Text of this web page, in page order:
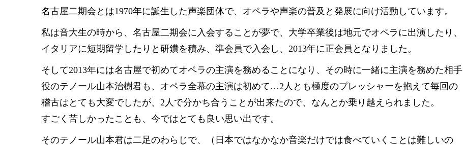
名古屋二期会とは1970年に誕生した声楽団体で、オペラや声楽の普及と発展に向け活動しています。
私は音大生の時から、名古屋二期会に入会することが夢で、大学卒業後は地元でオペラに出演したり、
イタリアに短期留学したりと研鑽を積み、準会員で入会し、2013年に正会員となりました。
そして2013年には名古屋で初めてオペラの主演を務めることになり、その時に一緒に主演を務めた相手
役のテノール山本治樹君も、オペラ全幕の主演は初めて…2人とも極度のプレッシャーを抱えて毎回の
稽古はとても大変でしたが、2人で分かち合うことが出来たので、なんとか乗り越えられました。
すごく苦しかったことも、今ではとても良い思い出です。
そのテノール山本君は二足のわらじで、（日本ではなかなか音楽だけでは食べていくことは難しいの
無料体験授業お得な特典あり！